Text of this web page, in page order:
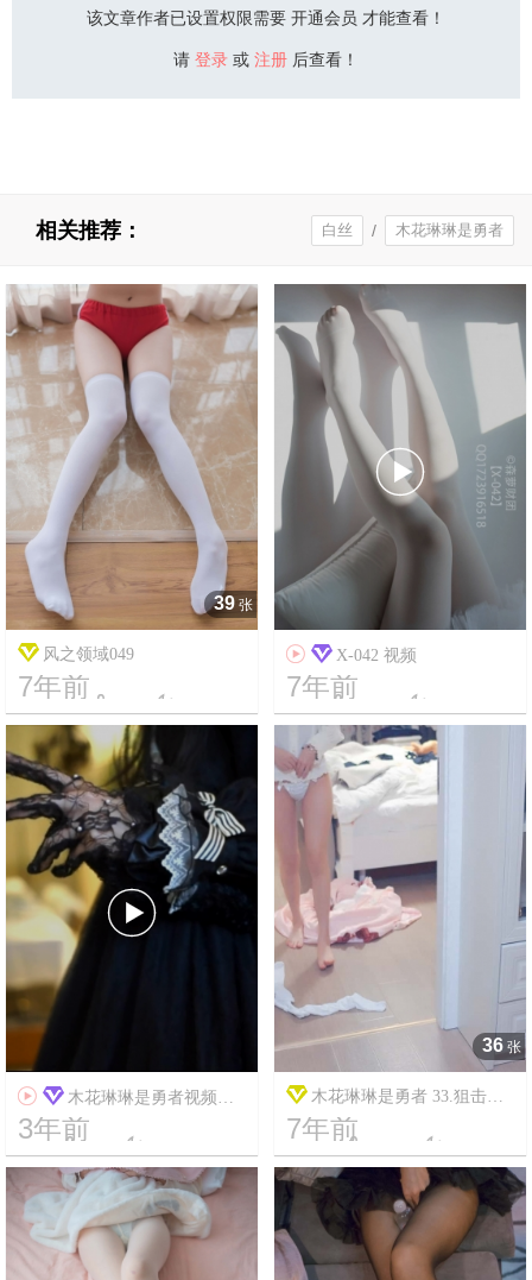
该文章作者已设置权限需要 开通会员 才能查看！
请 登录 或 注册 后查看！
相关推荐： 木花琳琳是勇者
/
白丝
39 张
风之领域049
7年前
8 3667

 X-042 视频
7年前
18 31306


木花琳琳是勇者视频
108
3年前
7 257907
36 张
木花琳琳是勇者 33.狙击！
卡哇伊大使」 狙われたカワイ
イ大使
7年前
12 6969